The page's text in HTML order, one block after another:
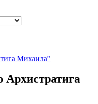
Архистратига